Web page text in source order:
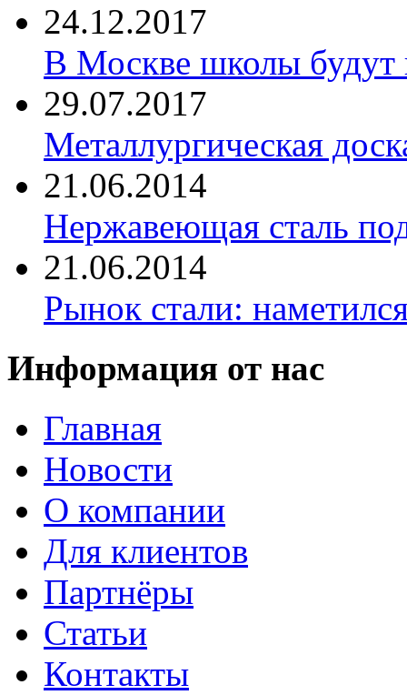
24.12.2017
В Москве школы будут
29.07.2017
Металлургическая
21.06.2014
Нержавеющая сталь
21.06.2014
Рынок стали:
Информация от нас
Главная
Новости
О компании
Для клиентов
Партнёры
Статьи
Контакты